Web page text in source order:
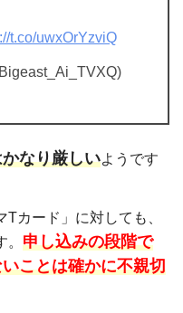
t.co/uwxOrYzviQ
なり厳しいようです
カード」に対しても、
申し込みの段階で
ことは確かに不親切